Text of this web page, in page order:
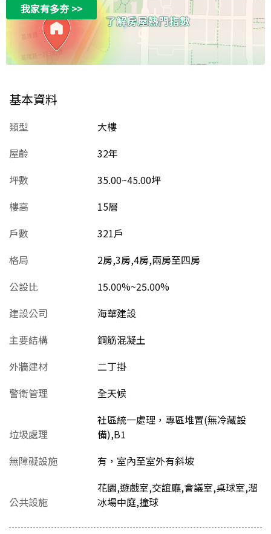
我家有多夯>>
基本資料
類型
大樓
屋齡
32年
坪數
35.00~45.00坪
樓高
15層
戶數
321戶
格局
2房,3房,4房,兩房至四房
公設比
15.00%~25.00%
建設公司
海華建設
主要結構
鋼筋混凝土
外牆建材
二丁掛
警衛管理
全天候
垃圾處理
社區統一處理，專區堆置(無冷藏設
備),B1
無障礙設施
有，室內至室外有斜坡
公共設施
花園,遊戲室,交誼廳,會議室,桌球室,溜
冰場中庭,撞球